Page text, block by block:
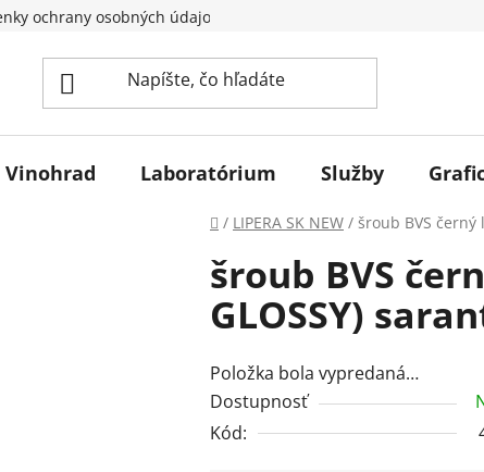
ochrany osobných údajov
Vinohrad Laboratórium Služby
Domov
/ LIPERA SK NEW / šroub BVS černý
šroub BVS
GLOSSY)
Položka bola vypredaná…
Dostupnosť
Kód: